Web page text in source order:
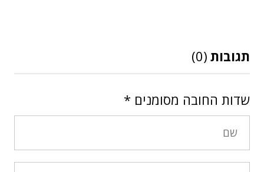
תגובות (0)
שדות החובה מסומנים *